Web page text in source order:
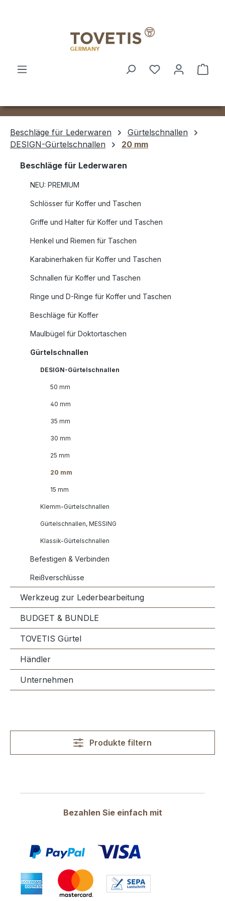
Beschläge für Lederwaren
Gürtelschnallen
DESIGN-Gürtelschnallen
20 mm
Beschläge für Lederwaren
NEU: PREMIUM
Schlösser für Koffer und Taschen
Griffe und Halter für Koffer und Taschen
Henkel und Riemen für Taschen
Karabinerhaken für Koffer und Taschen
Schnallen für Koffer und Taschen
Ringe und D-Ringe für Koffer und Taschen
Beschläge für Koffer
Maulbügel für Doktortaschen
Gürtelschnallen
DESIGN-Gürtelschnallen
50 mm
40 mm
35 mm
30 mm
25 mm
20 mm
15 mm
Klemm-Gürtelschnallen
Gürtelschnallen, MESSING
Klassik-Gürtelschnallen
Befestigen & Verbinden
Reißverschlüsse
Werkzeug zur Lederbearbeitung
BUDGET & BUNDLE
TOVETIS Gürtel
Händler
Unternehmen
Produkte filtern
Bezahlen Sie einfach mit